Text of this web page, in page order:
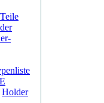
Holder